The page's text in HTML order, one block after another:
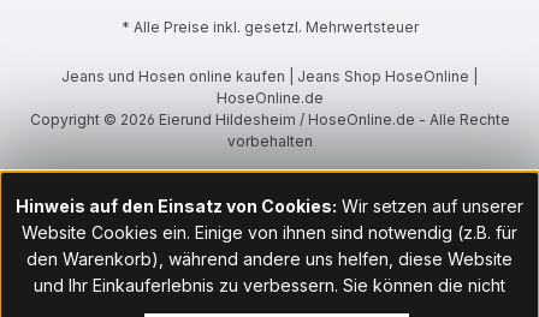
* Alle Preise inkl. gesetzl. Mehrwertsteuer
Jeans und Hosen online kaufen | Jeans Shop HoseOnline |
HoseOnline.de
Copyright © 2026 Eierund Hildesheim / HoseOnline.de - Alle Rechte
vorbehalten
Hinweis auf den Einsatz von Cookies: Wir setzen auf unserer
Website Cookies ein. Einige von ihnen sind notwendig (z.B. für
den Warenkorb), während andere uns helfen, diese Website
und Ihr Einkauferlebnis zu verbessern. Sie können die nicht
notwendigen Cookies mit Klick auf „OK“ akzeptieren oder per